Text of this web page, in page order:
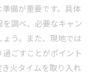
備が重要です。具体
調べ、必要なキャン
う。また、現地では
ごすことがポイント
火タイムを取り入れ